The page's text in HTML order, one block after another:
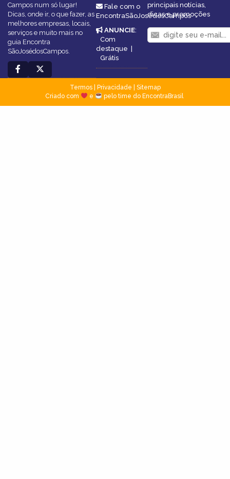
Campos num só lugar!
Dicas, onde ir, o que fazer, as
melhores empresas, locais,
serviços e muito mais no
guia Encontra
SãoJosédosCampos.
Fale com o
EncontraSãoJosédosCampos
ANUNCIE:
Com
destaque |
Grátis
principais notícias,
dicas e promoções
Termos| Privacidade
Sitemap
Criado com
e pelo time do EncontraBrasil